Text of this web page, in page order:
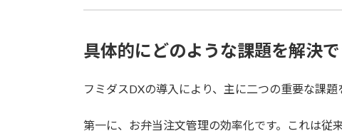
具体的にどのような課題を解決で
フミダスDXの導入により、主に二つの重要な課題
第一に、お弁当注文管理の効率化です。これは従